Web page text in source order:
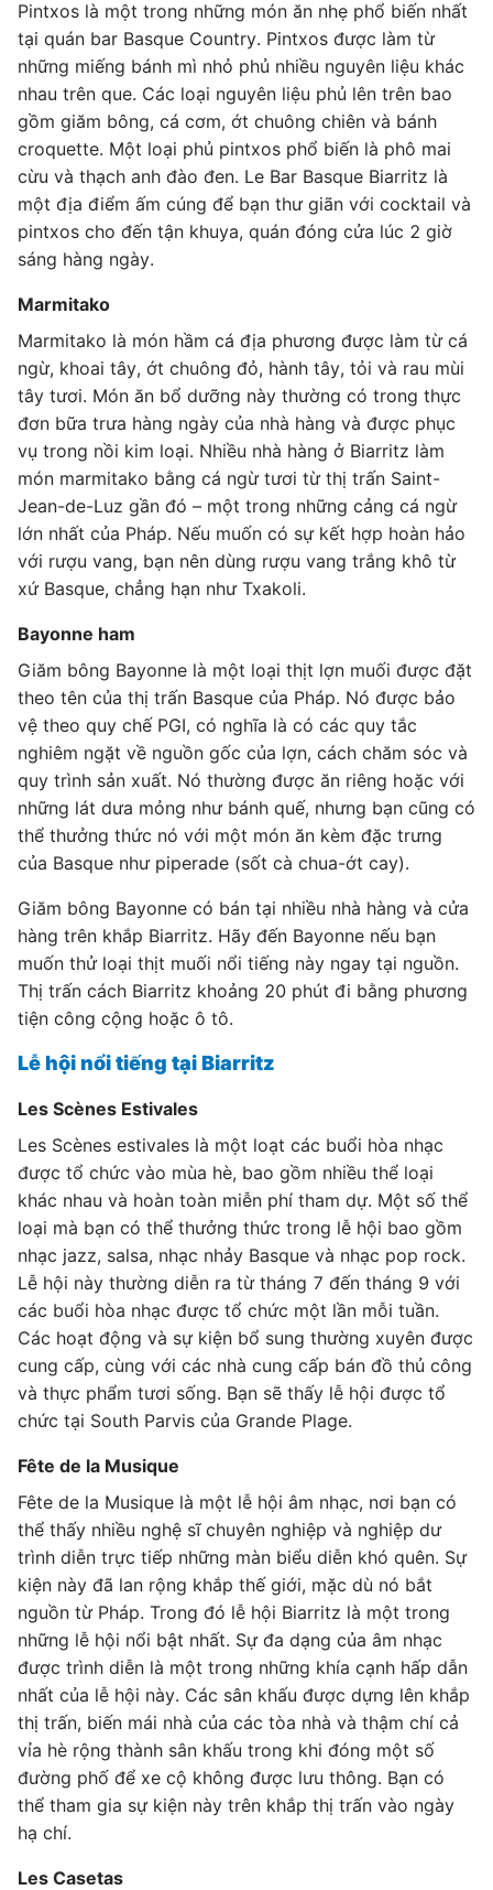
Pintxos là một trong những món ăn nhẹ phổ biến nhất
tại quán bar Basque Country. Pintxos được làm từ
những miếng bánh mì nhỏ phủ nhiều nguyên liệu khác
nhau trên que. Các loại nguyên liệu phủ lên trên bao
gồm giăm bông, cá cơm, ớt chuông chiên và bánh
croquette. Một loại phủ pintxos phổ biến là phô mai
cừu và thạch anh đào đen. Le Bar Basque Biarritz là
một địa điểm ấm cúng để bạn thư giãn với cocktail và
pintxos cho đến tận khuya, quán đóng cửa lúc 2 giờ
sáng hàng ngày.
Marmitako
Marmitako là món hầm cá địa phương được làm từ cá
ngừ, khoai tây, ớt chuông đỏ, hành tây, tỏi và rau mùi
tây tươi. Món ăn bổ dưỡng này thường có trong thực
đơn bữa trưa hàng ngày của nhà hàng và được phục
vụ trong nồi kim loại. Nhiều nhà hàng ở Biarritz làm
món marmitako bằng cá ngừ tươi từ thị trấn Saint-
Jean-de-Luz gần đó – một trong những cảng cá ngừ
lớn nhất của Pháp. Nếu muốn có sự kết hợp hoàn hảo
với rượu vang, bạn nên dùng rượu vang trắng khô từ
xứ Basque, chẳng hạn như Txakoli.
Bayonne ham
Giăm bông Bayonne là một loại thịt lợn muối được đặt
theo tên của thị trấn Basque của Pháp. Nó được bảo
vệ theo quy chế PGI, có nghĩa là có các quy tắc
nghiêm ngặt về nguồn gốc của lợn, cách chăm sóc và
quy trình sản xuất. Nó thường được ăn riêng hoặc với
những lát dưa mỏng như bánh quế, nhưng bạn cũng có
thể thưởng thức nó với một món ăn kèm đặc trưng
của Basque như piperade (sốt cà chua-ớt cay).
Giăm bông Bayonne có bán tại nhiều nhà hàng và cửa
hàng trên khắp Biarritz. Hãy đến Bayonne nếu bạn
muốn thử loại thịt muối nổi tiếng này ngay tại nguồn.
Thị trấn cách Biarritz khoảng 20 phút đi bằng phương
tiện công cộng hoặc ô tô.
Lễ hội nổi tiếng tại Biarritz
Les Scènes Estivales
Les Scènes estivales là một loạt các buổi hòa nhạc
được tổ chức vào mùa hè, bao gồm nhiều thể loại
khác nhau và hoàn toàn miễn phí tham dự. Một số thể
loại mà bạn có thể thưởng thức trong lễ hội bao gồm
nhạc jazz, salsa, nhạc nhảy Basque và nhạc pop rock.
Lễ hội này thường diễn ra từ tháng 7 đến tháng 9 với
các buổi hòa nhạc được tổ chức một lần mỗi tuần.
Các hoạt động và sự kiện bổ sung thường xuyên được
cung cấp, cùng với các nhà cung cấp bán đồ thủ công
và thực phẩm tươi sống. Bạn sẽ thấy lễ hội được tổ
chức tại South Parvis của Grande Plage.
Fête de la Musique
Fête de la Musique là một lễ hội âm nhạc, nơi bạn có
thể thấy nhiều nghệ sĩ chuyên nghiệp và nghiệp dư
trình diễn trực tiếp những màn biểu diễn khó quên. Sự
kiện này đã lan rộng khắp thế giới, mặc dù nó bắt
nguồn từ Pháp. Trong đó lễ hội Biarritz là một trong
những lễ hội nổi bật nhất. Sự đa dạng của âm nhạc
được trình diễn là một trong những khía cạnh hấp dẫn
nhất của lễ hội này. Các sân khấu được dựng lên khắp
thị trấn, biến mái nhà của các tòa nhà và thậm chí cả
vỉa hè rộng thành sân khấu trong khi đóng một số
đường phố để xe cộ không được lưu thông. Bạn có
thể tham gia ​​sự kiện này trên khắp thị trấn vào ngày
hạ chí.
Les Casetas